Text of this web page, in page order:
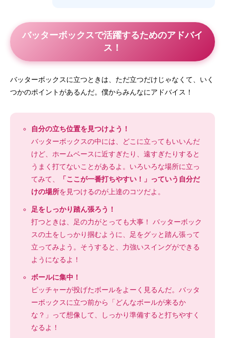
バッターボックスで活躍するためのアドバイ
ス！
バッターボックスに立つときは、ただ立つだけじゃなくて、いく
つかのポイントがあるんだ。僕からみんなにアドバイス！
自分の立ち位置を見つけよう！
バッターボックスの中には、どこに立ってもいいんだ
けど、ホームベースに近すぎたり、遠すぎたりすると
うまく打てないことがあるよ。いろいろな場所に立っ
てみて、
「ここが一番打ちやすい！」っていう自分だ
けの場所を見つけるのが上達のコツだよ。
足をしっかり踏ん張ろう！
打つときは、足の力がとっても大事！ バッターボック
スの土をしっかり掴むように、足をグッと踏ん張って
立ってみよう。そうすると、力強いスイングができる
ようになるよ！
ボールに集中！
ピッチャーが投げたボールをよーく見るんだ。バッタ
ーボックスに立つ前から「どんなボールが来るか
な？」って想像して、しっかり準備すると打ちやすく
なるよ！